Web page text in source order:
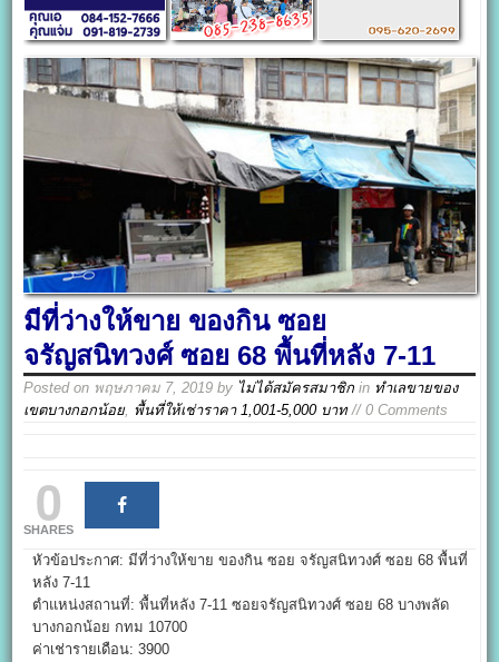
มีที่ว่างให้ขาย ของกิน ซอย
จรัญสนิทวงศ์ ซอย 68 พื้นที่หลัง 7-11
Posted on พฤษภาคม 7, 2019 by ไม่ได้สมัครสมาชิก in ทำเลขายของ
เขตบางกอกน้อย, พื้นที่ให้เช่าราคา 1,001-5,000 บาท// 0 Comments
0
SHARES
หัวข้อประกาศ: มีที่ว่างให้ขาย ของกิน ซอย จรัญสนิทวงศ์ ซอย 68 พื้นที่
หลัง 7-11
ตำแหน่งสถานที่: พื้นที่หลัง 7-11 ซอยจรัญสนิทวงศ์ ซอย 68 บางพลัด
บางกอกน้อย กทม 10700
ค่าเช่ารายเดือน: 3900